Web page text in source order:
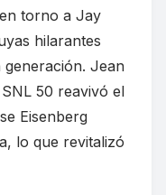
torno a Jay
hilarantes
Jean
50 reavivó el
Eisenberg
lo que revitalizó